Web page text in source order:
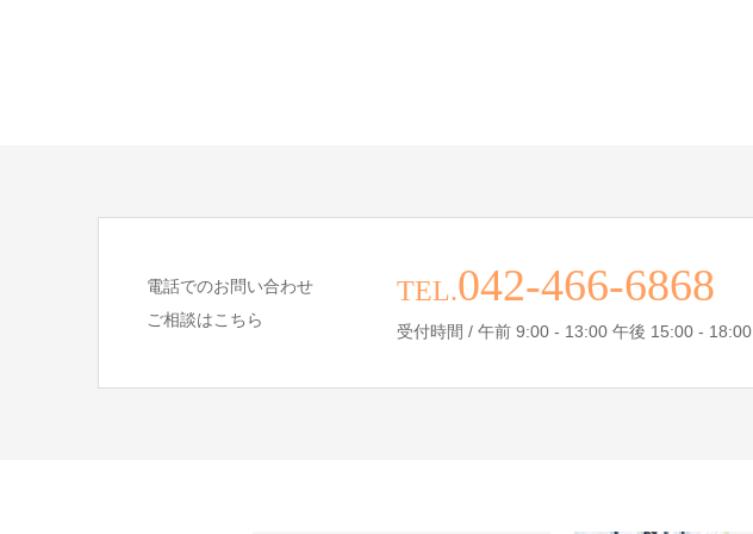
電話でのお問い合わせ
ご相談はこちら
TEL.042-466-6868
受付時間 / 午前 9:00 - 13:00 午後 15:00 - 18:00